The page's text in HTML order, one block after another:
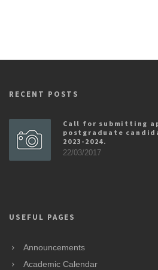
RECENT POSTS
Call for submitting
postgraduate
2023-2024.
22/03/2017
USEFUL PAGES
Announcements
Academic Calendar